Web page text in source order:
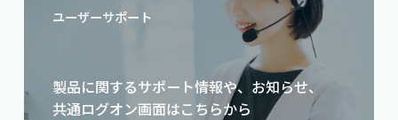
ユーザーサポート
製品に関するサポート情報や、お知らせ、
共通ログオン画面はこちらから